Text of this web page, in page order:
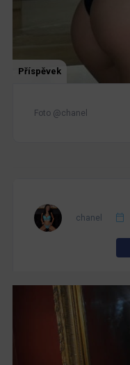
Příspěvek
Foto @chanel
chanel